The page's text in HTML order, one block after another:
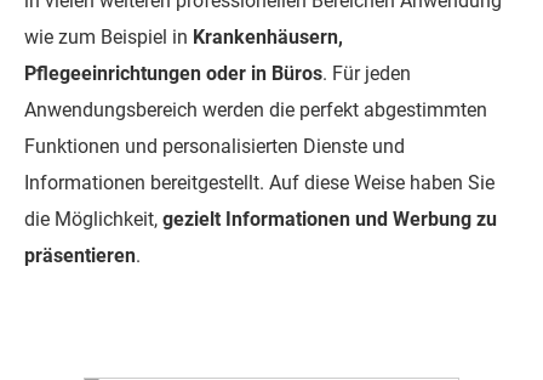
wie zum Beispiel in Krankenhäusern,
Pflegeeinrichtungen oder in Büros. Für jeden
Anwendungsbereich werden die perfekt abgestimmten
Funktionen und personalisierten Dienste und
Informationen bereitgestellt. Auf diese Weise haben Sie
die Möglichkeit, gezielt Informationen und Werbung zu
präsentieren.